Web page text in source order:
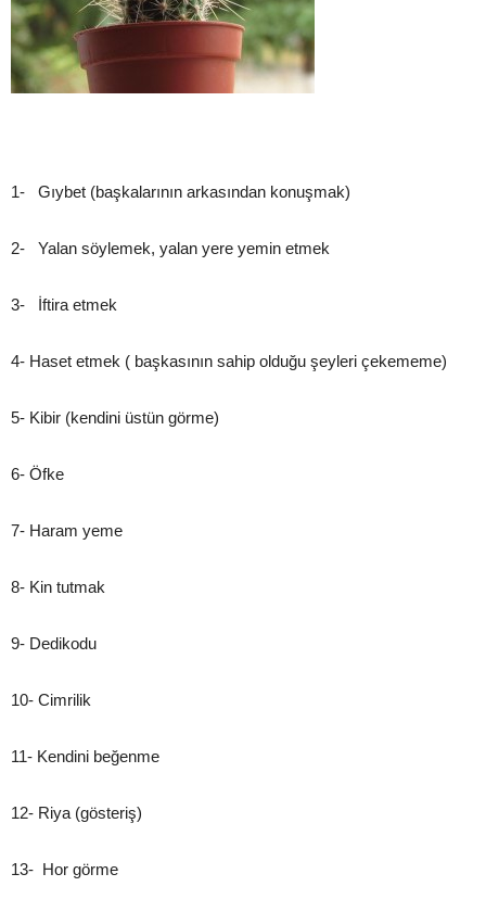
1- Gıybet (başkalarının arkasından konuşmak)
2- Yalan söylemek, yalan yere yemin etmek
3- İftira etmek
4- Haset etmek ( başkasının sahip olduğu şeyleri çekememe)
5- Kibir (kendini üstün görme)
6- Öfke
7- Haram yeme
8- Kin tutmak
9- Dedikodu
10- Cimrilik
11- Kendini beğenme
12- Riya (gösteriş)
13- Hor görme